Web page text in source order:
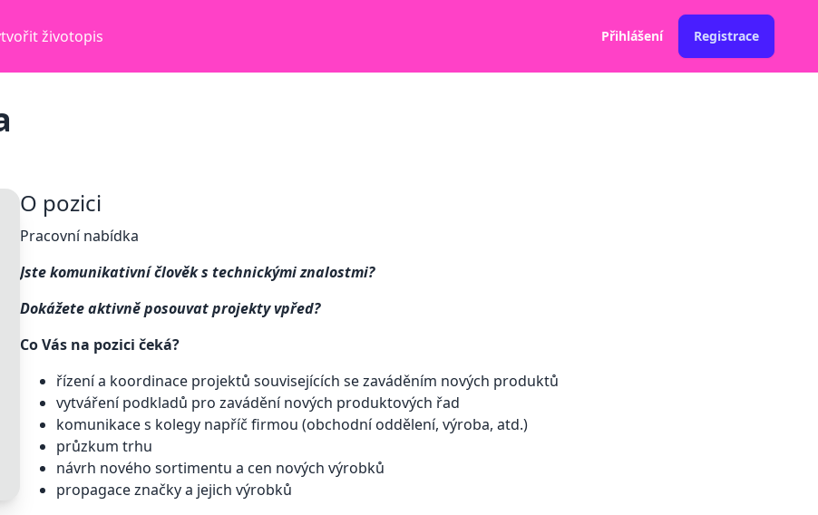
životopis Přihlášení Registrace
O pozici
Pracovní nabídka
Jste komunikativní člověk s technickými znalostmi?
Dokážete aktivně posouvat projekty vpřed?
Co Vás na pozici čeká?
řízení a koordinace projektů souvisejících se zaváděním nových produktů
vytváření podkladů pro zavádění nových produktových řad
komunikace s kolegy napříč firmou (obchodní oddělení, výroba, atd.)
průzkum trhu
návrh nového sortimentu a cen nových výrobků
propagace značky a jejich výrobků